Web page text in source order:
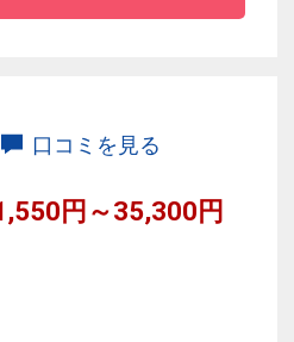
てお試しください。
口コミを見る
円～35,300円